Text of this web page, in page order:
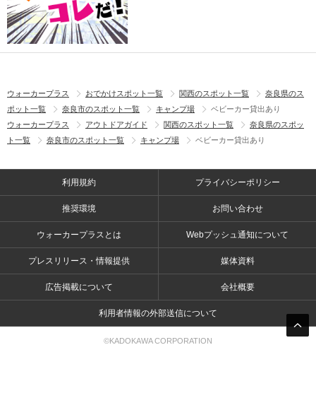
ウォーカープラス おでかけスポット一覧 関西のスポット一覧
奈良県のス
ポット一覧
奈良市のスポット一覧 キャンプ場
ベビーカー貸出あり
ウォーカープラス
アウトドアガイド 関西のスポット一覧
奈良県のスポッ
ト一覧
奈良市のスポット一覧 キャンプ場 ベビーカー貸出あり
利用規約 プライバシーポリシー
推奨環境 お問い合わせ
ウォーカープラスとは Webプッシュ通知について
プレスリリース・情報提供 媒体資料
広告掲載について 会社概要
利用者情報の外部送信について
©KADOKAWA CORPORATION